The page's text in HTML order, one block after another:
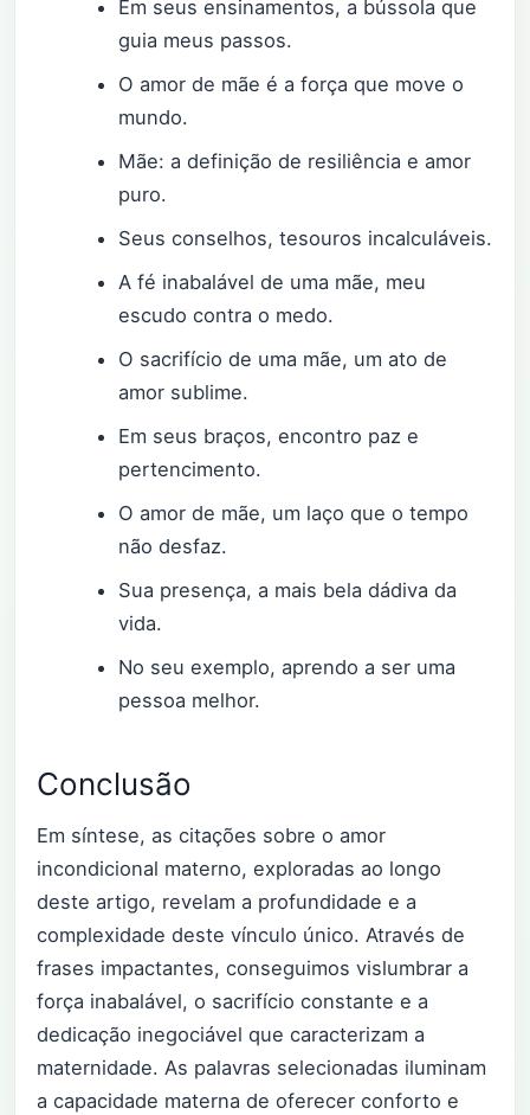
Em seus ensinamentos, a bússola que
guia meus passos.
O amor de mãe é a força que move o
mundo.
Mãe: a definição de resiliência e amor
puro.
Seus conselhos, tesouros incalculáveis.
A fé inabalável de uma mãe, meu
escudo contra o medo.
O sacrifício de uma mãe, um ato de
amor sublime.
Em seus braços, encontro paz e
pertencimento.
O amor de mãe, um laço que o tempo
não desfaz.
Sua presença, a mais bela dádiva da
vida.
No seu exemplo, aprendo a ser uma
pessoa melhor.
Conclusão
Em síntese, as citações sobre o amor
incondicional materno, exploradas ao longo
deste artigo, revelam a profundidade e a
complexidade deste vínculo único. Através de
frases impactantes, conseguimos vislumbrar a
força inabalável, o sacrifício constante e a
dedicação inegociável que caracterizam a
maternidade. As palavras selecionadas iluminam
a capacidade materna de oferecer conforto e